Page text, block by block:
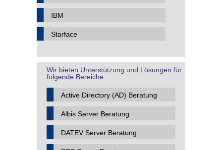
IBM
Starface
Wir bieten Unterstützung und Lösungen für
folgende Bereiche
Active Directory (AD) Beratung
Albis Server Beratung
DATEV Server Beratung